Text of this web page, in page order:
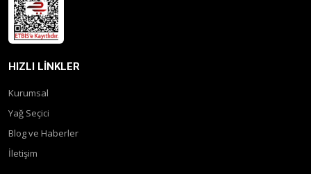
HIZLI LINKLER
Kurumsal
Yağ Seçici
Blog ve Haberler
İletişim